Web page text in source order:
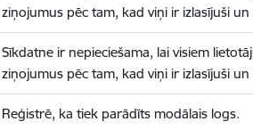
ziņojumus pēc tam, kad viņi ir izlasījuši un
Sīkdatne ir nepieciešama, lai visiem
ziņojumus pēc tam, kad viņi ir izlasījuši un
Reģistrē, ka tiek parādīts modālais logs.